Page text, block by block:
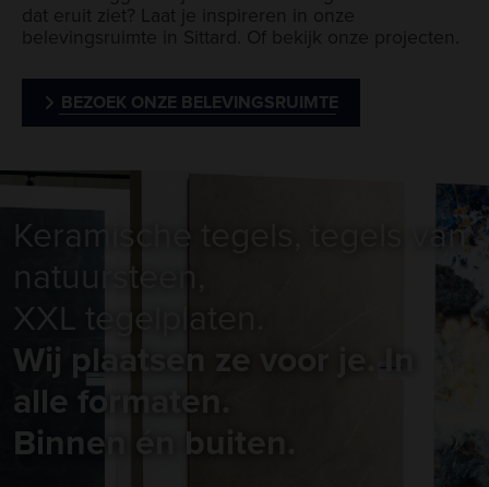
dat eruit ziet? Laat je inspireren in onze
belevingsruimte in Sittard. Of bekijk onze projecten.
BEZOEK ONZE BELEVINGSRUIMTE
Keramische tegels, tegels van
natuursteen,
XXL tegelplaten.
Wij plaatsen ze voor je. In
alle formaten.
Binnen én buiten.